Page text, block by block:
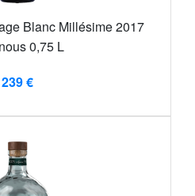
Blanc Millésime 2017
0,75 L
239 €